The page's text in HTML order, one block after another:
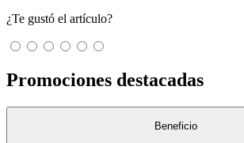
¿Te gustó el artículo?
Promociones destacadas
Beneficio